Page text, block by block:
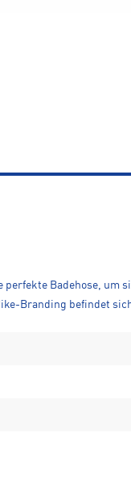
perfekte Badehose, um
Branding befindet